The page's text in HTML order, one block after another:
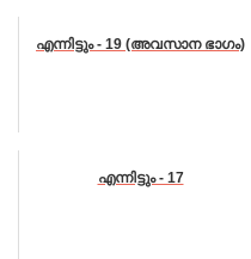
എന്നിട്ടും - 19 (അവസാന ഭാഗം)
എന്നിട്ടും - 17